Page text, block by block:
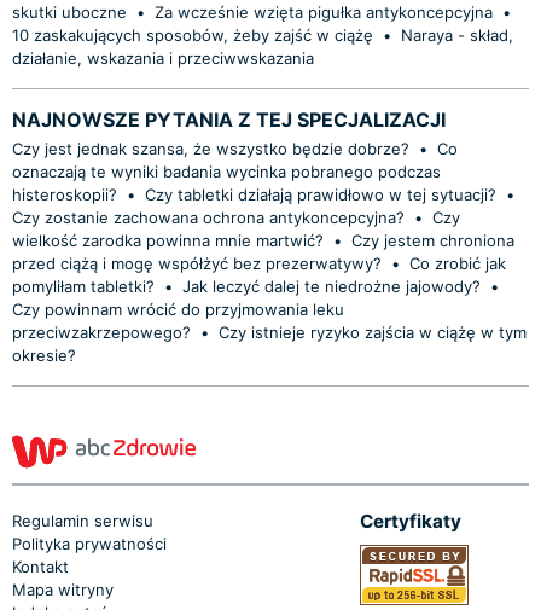
skutki uboczne
• Za wcześnie wzięta pigułka antykoncepcyjna •
10 zaskakujących sposobów, żeby zajść w ciążę
•
Naraya - skład,
działanie, wskazania i przeciwwskazania
NAJNOWSZE PYTANIA Z TEJ SPECJALIZACJI
Czy jest jednak szansa, że wszystko będzie dobrze? • Co
oznaczają te wyniki badania wycinka pobranego podczas
histeroskopii?
• Czy tabletki działają prawidłowo w tej sytuacji?
•
Czy zostanie zachowana ochrona antykoncepcyjna?
• Czy
wielkość zarodka powinna mnie martwić?
• Czy jestem chroniona
przed ciążą i mogę współżyć bez prezerwatywy?
• Co zrobić jak
pomyliłam tabletki?
• Jak leczyć dalej te niedrożne jajowody?
•
Czy powinnam wrócić do przyjmowania leku
przeciwzakrzepowego?
• Czy istnieje ryzyko zajścia w ciążę w tym
okresie?
Regulamin serwisu
Polityka prywatności
Kontakt
Mapa witryny
Certyfikaty